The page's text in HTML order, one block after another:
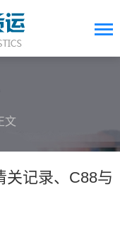
文
关记录、C88与